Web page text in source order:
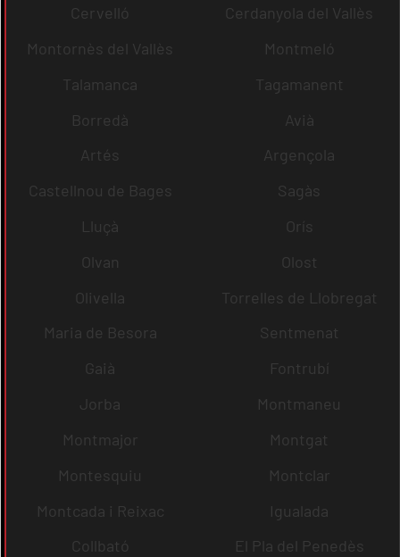
Cervelló
Cerdanyola del Vallès
Montornès del Vallès
Montmeló
Talamanca
Tagamanent
Borredà
Avià
Artés
Argençola
Castellnou de Bages
Sagàs
Lluçà
Orís
Olvan
Olost
Olivella
Torrelles de Llobregat
Maria de Besora
Sentmenat
Gaià
Fontrubí
Jorba
Montmaneu
Montmajor
Montgat
Montesquiu
Montclar
Montcada i Reixac
Igualada
Collbató
El Pla del Penedès